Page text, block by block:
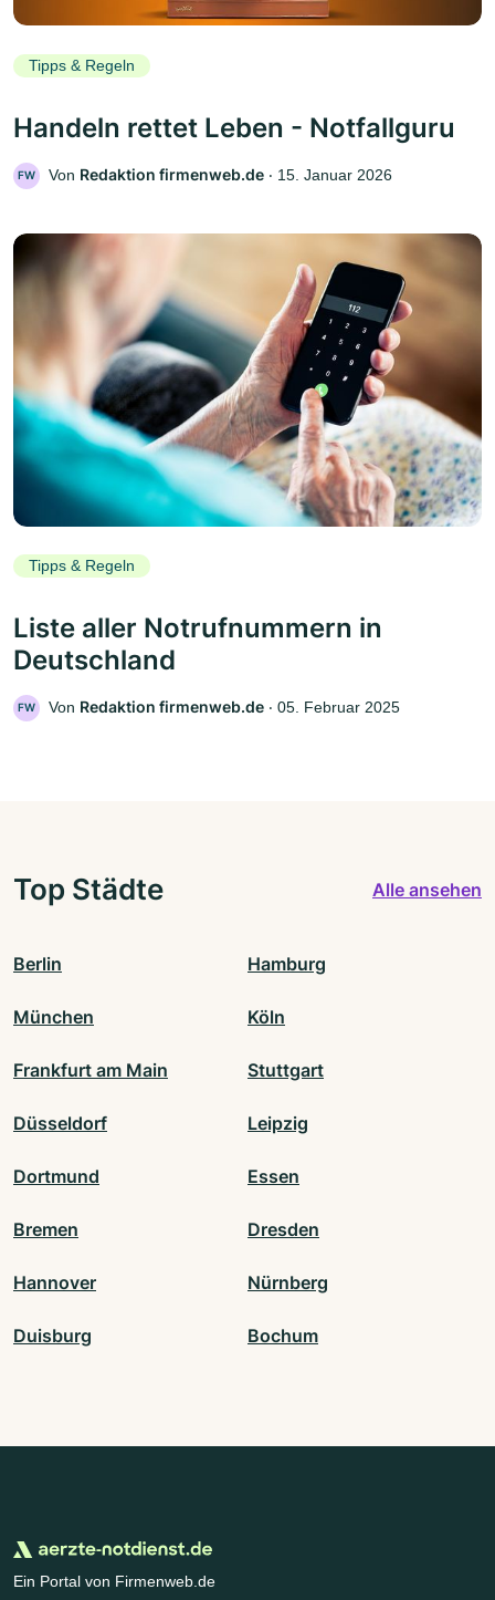
Tipps & Regeln
Handeln rettet Leben - Notfallguru
FW Von Redaktion firmenweb.de ‧ 15. Januar 2026
Tipps & Regeln
Liste aller Notrufnummern in
Deutschland
FW Von Redaktion firmenweb.de ‧ 05. Februar 2025
Top Städte Alle ansehen
Berlin Hamburg
München Köln
Frankfurt am Main Stuttgart
Düsseldorf Leipzig
Dortmund Essen
Bremen Dresden
Hannover Nürnberg
Duisburg Bochum
Ein Portal von Firmenweb.de